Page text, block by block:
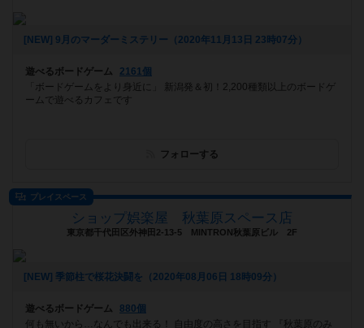
[NEW] 9月のマーダーミステリー（2020年11月13日 23時07分）
遊べるボードゲーム
2161個
「ボードゲームをより身近に」 新潟発＆初！2,200種類以上のボードゲ
ームで遊べるカフェです
フォローする
プレイスペース
ショップ娯楽屋 秋葉原スペース店
東京都千代田区外神田2-13-5 MINTRON秋葉原ビル 2F
[NEW] 季節柱で桜花決闘を（2020年08月06日 18時09分）
遊べるボードゲーム
880個
何も無いから…なんでも出来る！ 自由度の高さを目指す 『秋葉原のみ